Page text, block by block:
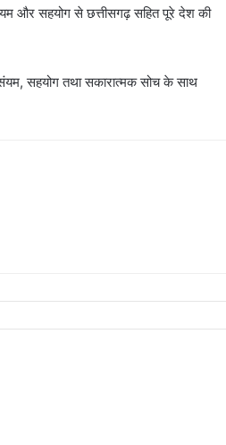
और सहयोग से छत्तीसगढ़ सहित पूरे देश की
सहयोग तथा सकारात्मक सोच के साथ